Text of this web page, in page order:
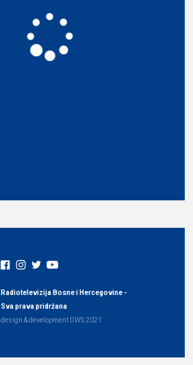
Radiotelevizija Bosne i Hercegovine -
Sva prava pridržana
design & development DWS2021